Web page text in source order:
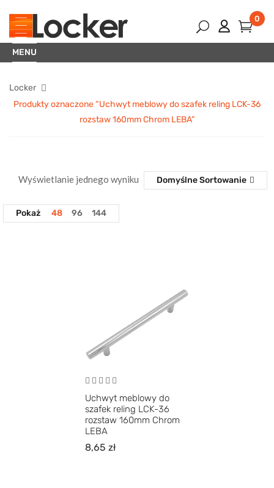
0
MENU
Locker
Produkty oznaczone “Uchwyt meblowy do szafek reling LCK-36
rozstaw 160mm Chrom LEBA”
Wyświetlanie jednego wyniku Domyślne Sortowanie
Pokaż 48 96 144
Uchwyt meblowy do
szafek reling LCK-36
rozstaw 160mm Chrom
LEBA
8,65zł